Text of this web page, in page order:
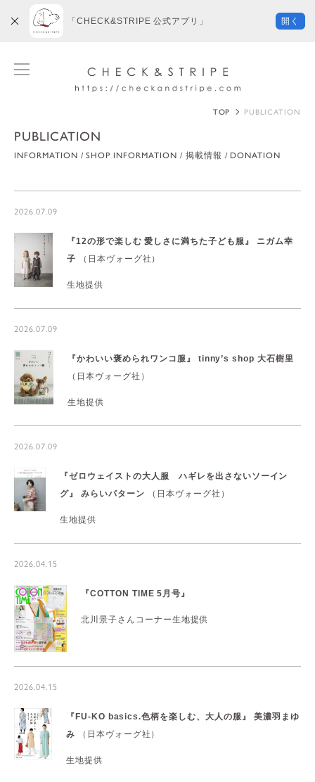
TOP PUBLICATION
PUBLICATION
INFORMATION SHOP INFORMATION 掲載情報 DONATION
2026.07.09
『12の形で楽しむ 愛しさに満ちた子ども服』 ニガム幸
子
（日本ヴォーグ社）
生地提供
2026.07.09
『かわいい褒められワンコ服』 tinny’s shop 大石樹里
（日本ヴォーグ社）
生地提供
2026.07.09
『ゼロウェイストの大人服 ハギレを出さないソーイン
グ』みらいパターン （日本ヴォーグ社）
生地提供
2026.04.15
『COTTON TIME 5月号』
北川景子さんコーナー生地提供
2026.04.15
『FU-KO basics.色柄を楽しむ、大人の服』 美濃羽まゆ
み
（日本ヴォーグ社）
生地提供
「CHECK&STRIPE 公式アプリ」 開く